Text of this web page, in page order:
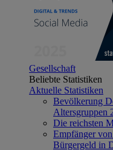
Gesellschaft
Beliebte Statistiken
Aktuelle Statistiken
Bevölkerung
Altersgruppen
Die reichsten
Empfänger
Bürgergeld in